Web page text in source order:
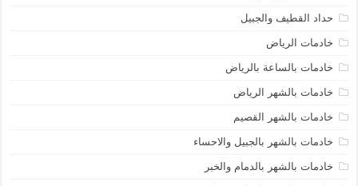
حداد القطيف والجبيل
خادمات الرياض
خادمات بالساعة بالرياض
خادمات بالشهر الرياض
خادمات بالشهر القصيم
خادمات بالشهر بالجبيل والاحساء
خادمات بالشهر بالدمام والخبر